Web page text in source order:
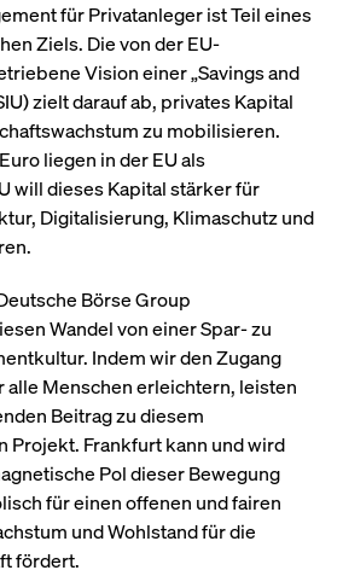
für Privatanleger ist Teil eines
Ziels. Die von der EU-
Vision einer „Savings and
zielt darauf ab, privates Kapital
zu mobilisieren.
liegen in der EU als
will dieses Kapital stärker für
Digitalisierung, Klimaschutz und
Börse Group
Wandel von einer Spar- zu
Indem wir den Zugang
alle Menschen erleichtern, leisten
Beitrag zu diesem
Projekt. Frankfurt kann und wird
Pol dieser Bewegung
für einen offenen und fairen
und Wohlstand für die
fördert.